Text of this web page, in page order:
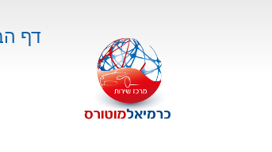
דף